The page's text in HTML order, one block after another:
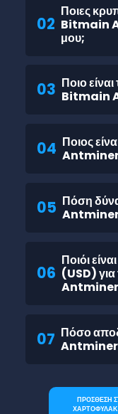
02
Ποιες
Bitmain
μου;
03 Ποιο
Bitmain
04 Ποιος
05 Πόση
Antminer
06
Ποιόι
(USD)
Antminer
07 Πόσο
Antminer
ΠΡΟΣΘΕΣΗ